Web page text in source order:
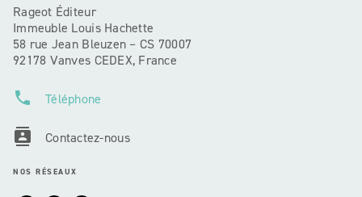
Rageot Éditeur
Immeuble Louis Hachette
58 rue Jean Bleuzen – CS 70007
92178 Vanves CEDEX, France
phone Téléphone
contacts Contactez-nous
NOS RÉSEAUX